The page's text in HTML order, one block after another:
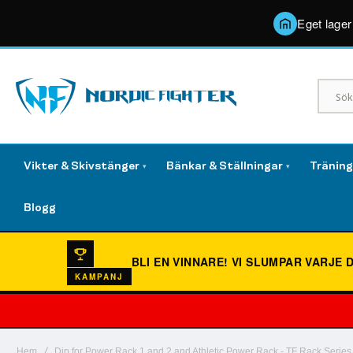
Eget
Vikter & Skivstänger ▾ Bänkar & Ställningar ▾
Blogg
KAMPANJ
BLI EN VINNARE!VI SLUMPAR VARJE